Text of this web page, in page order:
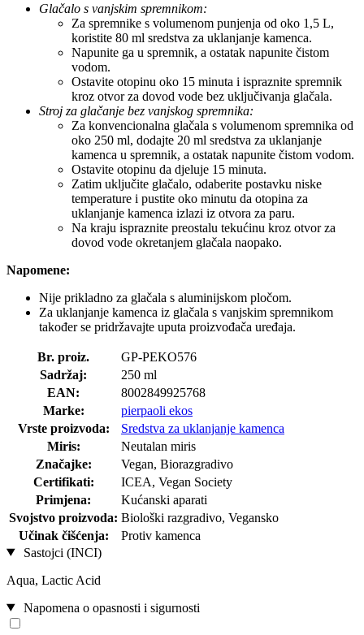
Glačalo s vanjskim spremnikom:
Za spremnike s volumenom punjenja od oko 1,5 L,
koristite 80 ml sredstva za uklanjanje kamenca.
Napunite ga u spremnik, a ostatak napunite čistom
vodom.
Ostavite otopinu oko 15 minuta i ispraznite spremnik
kroz otvor za dovod vode bez uključivanja glačala.
Stroj za glačanje bez vanjskog spremnika:
Za konvencionalna glačala s volumenom spremnika od
oko 250 ml, dodajte 20 ml sredstva za uklanjanje
kamenca u spremnik, a ostatak napunite čistom vodom.
Ostavite otopinu da djeluje 15 minuta.
Zatim uključite glačalo, odaberite postavku niske
temperature i pustite oko minutu da otopina za
uklanjanje kamenca izlazi iz otvora za paru.
Na kraju ispraznite preostalu tekućinu kroz otvor za
dovod vode okretanjem glačala naopako.
Napomene:
Nije prikladno za glačala s aluminijskom pločom.
Za uklanjanje kamenca iz glačala s vanjskim spremnikom
također se pridržavajte uputa proizvođača uređaja.
Br. proiz.
GP-PEKO576
Sadržaj:
250 ml
EAN:
8002849925768
Marke:
pierpaoli ekos
Vrste proizvoda:
Sredstva za uklanjanje kamenca
Miris:
Neutalan miris
Značajke:
Vegan, Biorazgradivo
Certifikati:
ICEA, Vegan Society
Primjena:
Kućanski aparati
Svojstvo proizvoda: Biološki razgradivo, Vegansko
Učinak čišćenja:
Protiv kamenca
Sastojci (INCI)
Aqua, Lactic Acid
Napomena o opasnosti i sigurnosti